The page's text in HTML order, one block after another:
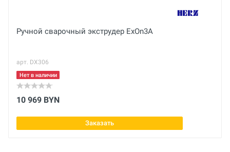
Диаметр
Ручной сварочный экструдер ExOn3A
арт. DX306
Нет в наличии
10 969 BYN
Заказать